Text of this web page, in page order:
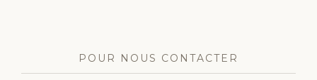
POUR NOUS CONTACTER